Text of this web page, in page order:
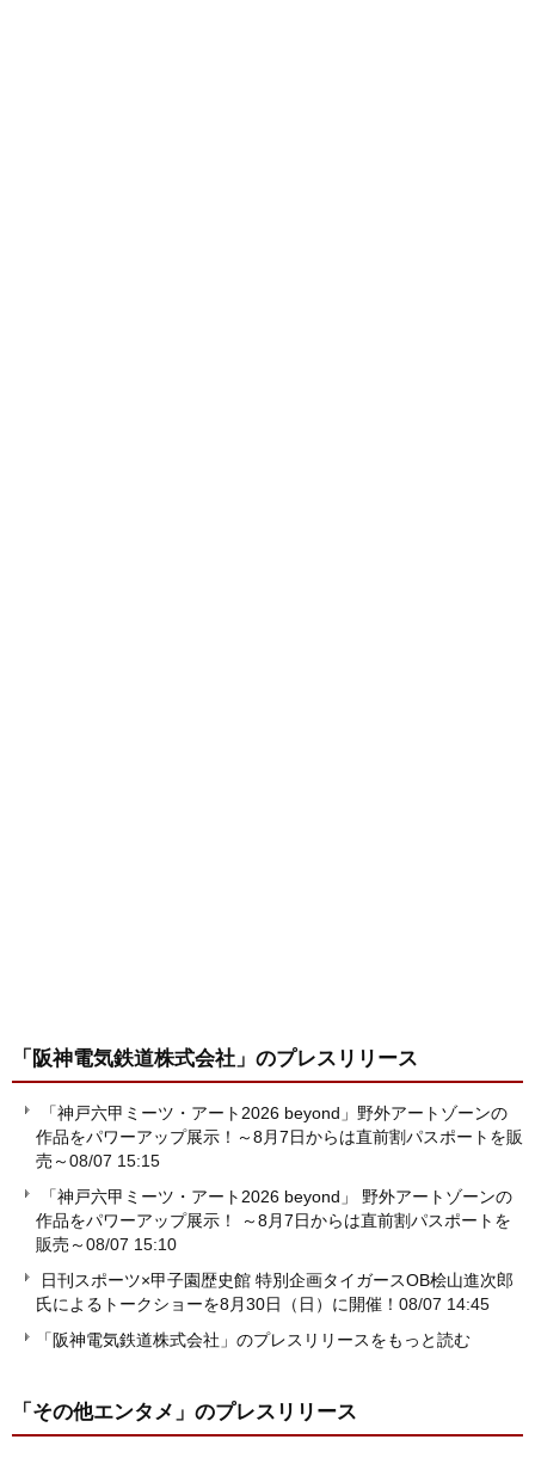
「阪神電気鉄道株式会社」 のプレスリリース
「神戸六甲ミーツ・アート2026 beyond」野外アートゾーンの
作品をパワーアップ展示！～8月7日からは直前割パスポートを販
売～08/07 15:15
「神戸六甲ミーツ・アート2026 beyond」 野外アートゾーンの
作品をパワーアップ展示！ ～8月7日からは直前割パスポートを
販売～08/07 15:10
日刊スポーツ×甲子園歴史館 特別企画タイガースOB桧山進次郎
氏によるトークショーを8月30日（日）に開催！ 08/07 14:45
「阪神電気鉄道株式会社」のプレスリリースをもっと読む
「その他エンタメ」 のプレスリリース